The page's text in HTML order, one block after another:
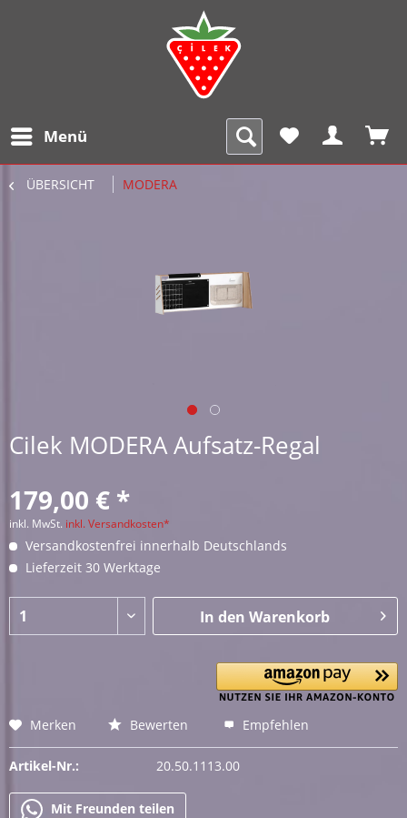
Menü
ÜBERSICHT MODERA
Cilek MODERA Aufsatz-Regal
179,00 € *
inkl. MwSt. inkl. Versandkosten*
Versandkostenfrei innerhalb Deutschlands
Lieferzeit 30 Werktage
In den Warenkorb
Merken Bewerten Empfehlen
Artikel-Nr.: 20.50.1113.00
Mit Freunden teilen